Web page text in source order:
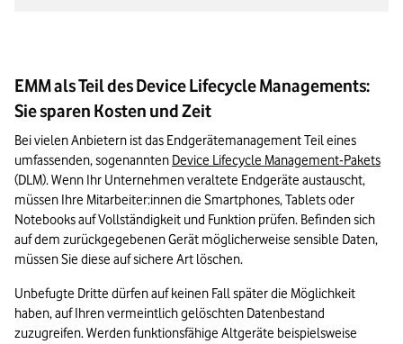
EMM als Teil des Device Lifecycle Managements:
Sie sparen Kosten und Zeit
Bei vielen Anbietern ist das Endgerätemanagement Teil eines
umfassenden, sogenannten Device Lifecycle Management-Pakets
(DLM). Wenn Ihr Unternehmen veraltete Endgeräte austauscht,
müssen Ihre Mitarbeiter:innen die Smartphones, Tablets oder
Notebooks auf Vollständigkeit und Funktion prüfen. Befinden sich
auf dem zurückgegebenen Gerät möglicherweise sensible Daten,
müssen Sie diese auf sichere Art löschen.
Unbefugte Dritte dürfen auf keinen Fall später die Möglichkeit
haben, auf Ihren vermeintlich gelöschten Datenbestand
zuzugreifen. Werden funktionsfähige Altgeräte beispielsweise